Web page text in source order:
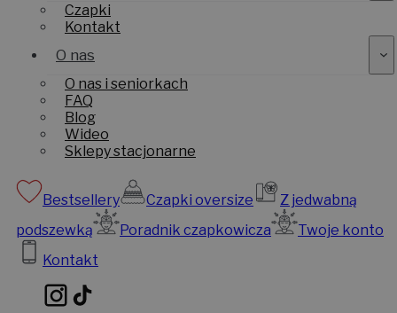
Czapki
Kontakt
O nas
O nas i seniorkach
FAQ
Blog
Wideo
Sklepy stacjonarne
Bestsellery Czapki oversize
Z jedwabną
podszewką
Poradnik czapkowicza
Twoje konto
Kontakt